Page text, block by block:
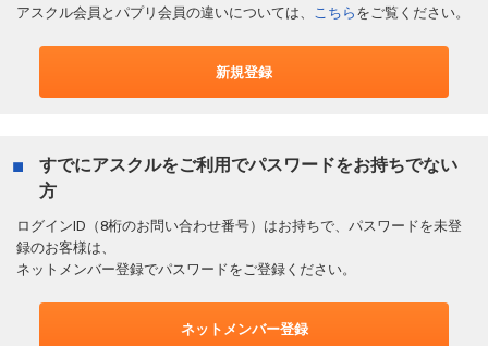
アスクル会員とパプリ会員の違いについては、 こちら をご覧ください。
新規登録
すでにアスクルをご利用でパスワードをお持ちでない
方
ログインID（8桁のお問い合わせ番号）はお持ちで、パスワードを未登
録のお客様は、
ネットメンバー登録でパスワードをご登録ください。
ネットメンバー登録